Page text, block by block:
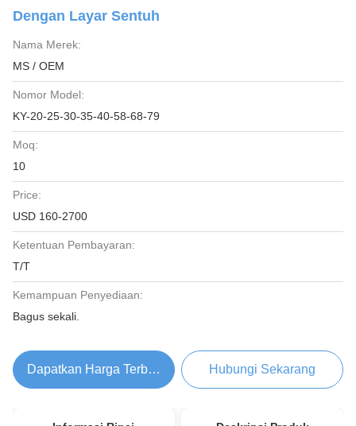
Dengan Layar Sentuh
Nama Merek:
MS / OEM
Nomor Model:
KY-20-25-30-35-40-58-68-79
Moq:
10
Price:
USD 160-2700
Ketentuan Pembayaran:
T/T
Kemampuan Penyediaan:
Bagus sekali.
Dapatkan Harga Terbaik Hubungi Sekarang